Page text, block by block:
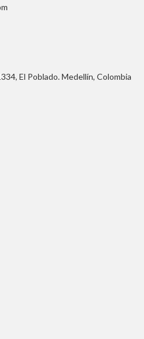
El Poblado. Medellín, Colombia